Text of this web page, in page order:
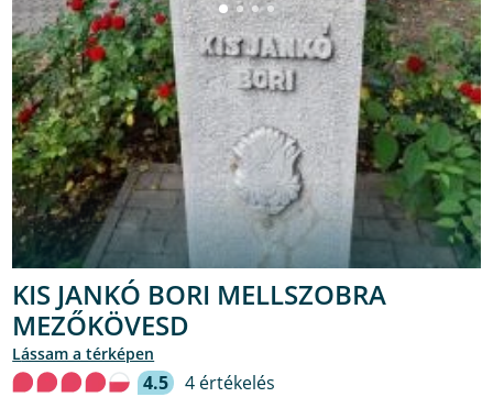
KIS JANKÓ BORI MELLSZOBRA
MEZŐKÖVESD
lássam a térképen
4.5 4 értékelés